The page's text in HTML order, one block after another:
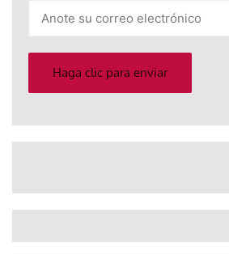
electrónico
Haga clic para enviar